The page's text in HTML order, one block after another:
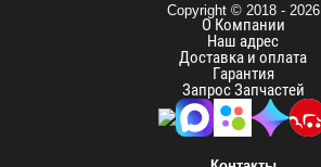
Copyright © 2018 - 2026
О Компании
Наш адрес
Доставка и оплата
Гарантия
Запрос Запчастей